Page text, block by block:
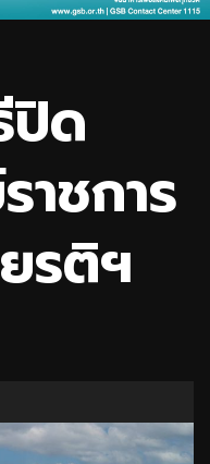
ปิด
าชการ
รติฯ